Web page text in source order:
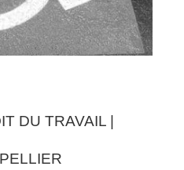
DU TRAVAIL |